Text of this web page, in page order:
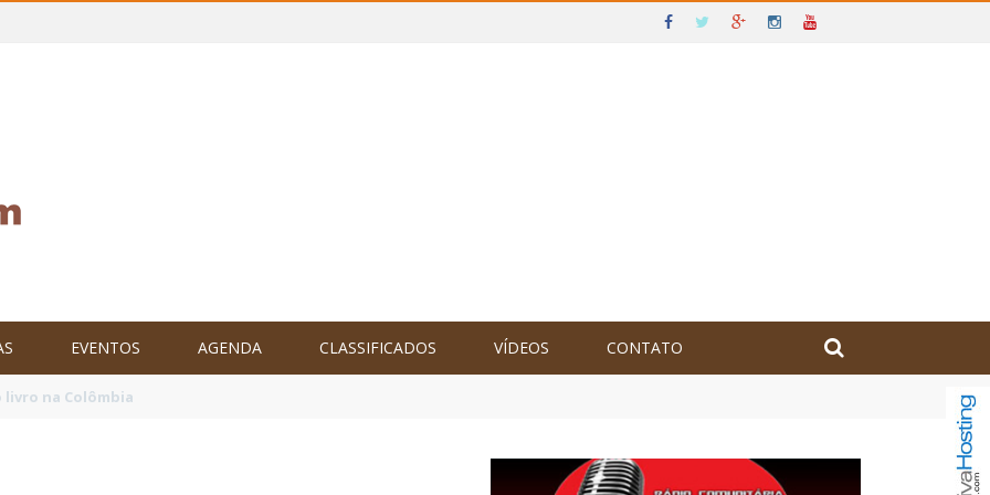
EVENTOS AGENDA CLASSIFICADOS VÍDEOS CONTATO
o Brasil no XXIV Parlamento Internacional de Escritores, na Colômbia